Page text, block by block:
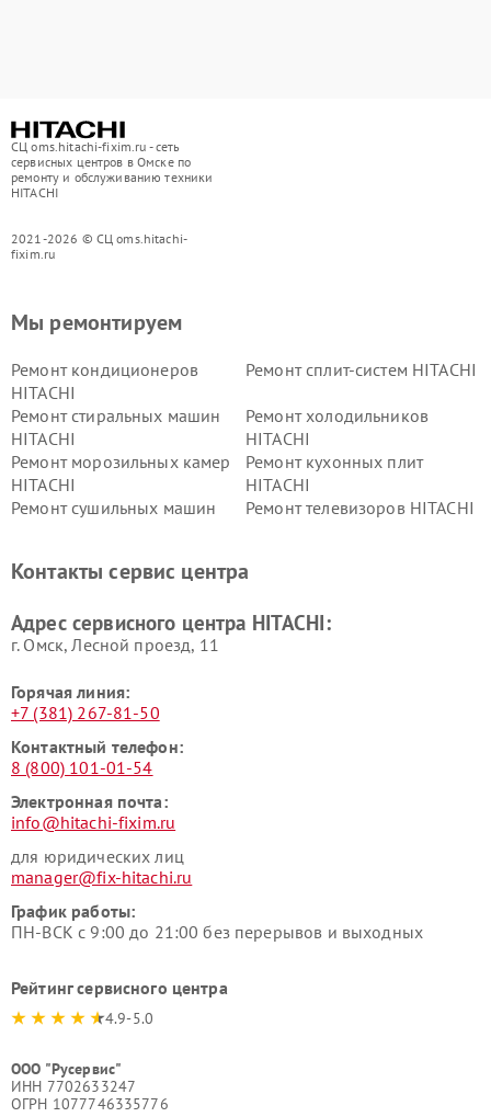
СЦ oms.hitachi-fixim.ru - сеть
сервисных центров в Омске по
ремонту и обслуживанию техники
HITACHI
2021-2026 © СЦ oms.hitachi-
fixim.ru
Мы ремонтируем
Ремонт кондиционеров
HITACHI
Ремонт сплит-систем HITACHI
Ремонт стиральных машин
HITACHI
Ремонт холодильников
HITACHI
Ремонт морозильных камер
HITACHI
Ремонт кухонных плит
HITACHI
Ремонт сушильных машин
Ремонт телевизоров HITACHI
данных HITACHI
HITACHI
HITACHI
HITACHI
Контакты сервис центра
Адрес сервисного центра HITACHI:
г. Омск, ​Лесной проезд, 11
Горячая линия:
+7 (381) 267-81-50
Контактный телефон:
8 (800) 101-01-54
Электронная почта:
info@hitachi-fixim.ru
для юридических лиц
manager@fix-hitachi.ru
График работы:
ПН-ВСК с 9:00 до 21:00 без перерывов и выходных
Рейтинг сервисного центра
4.9-5.0
ООО "Русервис"
ИНН 7702633247
ОГРН 1077746335776